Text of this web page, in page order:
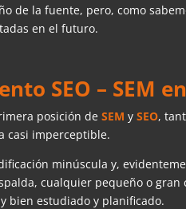
de la fuente, pero, como
en el futuro.
SEO – SEM
posición deSEM ySEO,
casi imperceptible.
minúscula y,
cualquier pequeño o
bien estudiado y planificado.